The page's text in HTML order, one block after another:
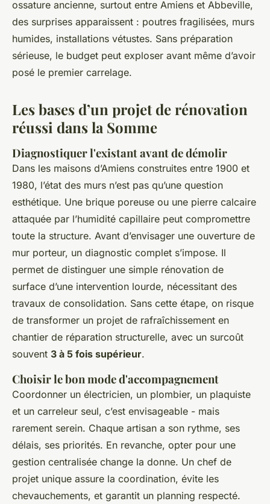
Auberte•01/07/2026 07:52•10 min de lecture
ossature ancienne, surtout entre Amiens et Abbeville,
des surprises apparaissent : poutres fragilisées, murs
humides, installations vétustes. Sans préparation
sérieuse, le budget peut exploser avant même d’avoir
posé le premier carrelage.
Les bases d’un projet de rénovation
réussi dans la Somme
Diagnostiquer l'existant avant de démolir
Dans les maisons d’Amiens construites entre 1900 et
1980, l’état des murs n’est pas qu’une question
esthétique. Une brique poreuse ou une pierre calcaire
attaquée par l’humidité capillaire peut compromettre
toute la structure. Avant d’envisager une ouverture de
mur porteur, un diagnostic complet s’impose. Il
permet de distinguer une simple rénovation de
surface d’une intervention lourde, nécessitant des
travaux de consolidation. Sans cette étape, on risque
de transformer un projet de rafraîchissement en
chantier de réparation structurelle, avec un surcoût
souvent 3 à 5 fois supérieur.
Choisir le bon mode d'accompagnement
Coordonner un électricien, un plombier, un plaquiste
et un carreleur seul, c’est envisageable - mais
rarement serein. Chaque artisan a son rythme, ses
délais, ses priorités. En revanche, opter pour une
gestion centralisée change la donne. Un chef de
projet unique assure la coordination, évite les
chevauchements, et garantit un planning respecté.